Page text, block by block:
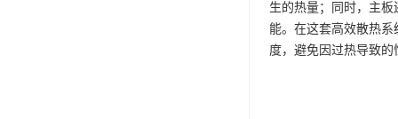
生的热量；同时，主
能。在这套高效散热
度，避免因过热导致